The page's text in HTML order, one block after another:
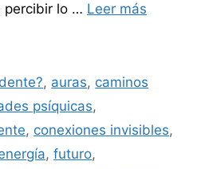
percibir lo … Leer más
, auras, caminos
psíquicas,
, conexiones invisibles,
, futuro,